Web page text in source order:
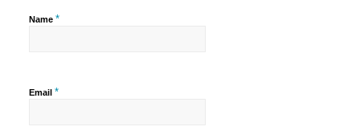
Name *
Email *